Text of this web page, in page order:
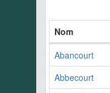
Nom
Abancourt
Abbecourt